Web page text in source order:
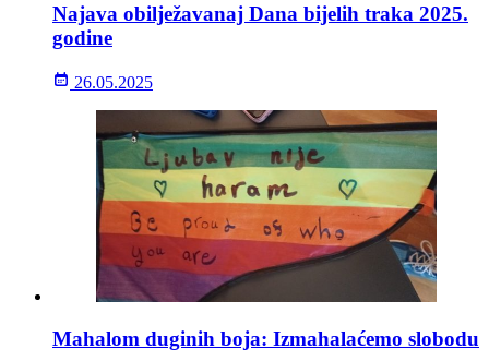
Najava obilježavanaj Dana bijelih traka 2025.
godine
26.05.2025
Mahalom duginih boja: Izmahalaćemo slobodu